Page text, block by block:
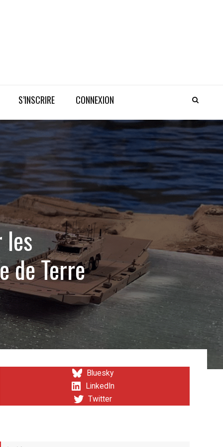
S’INSCRIRE CONNEXION
les
de Terre
Bluesky
LinkedIn
Twitter